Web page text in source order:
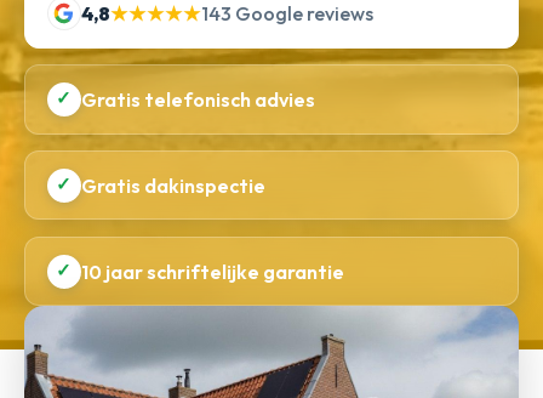
4,8★★★★★143 Google reviews
✓ Gratis telefonisch advies
✓ Gratis dakinspectie
✓ 10 jaar schriftelijke garantie